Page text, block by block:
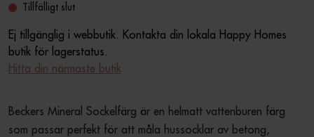
Tillfälligt slut
Ej tillgänglig i webbutik. Kontakta din lokala Happy Homes
butik för lagerstatus.
Hitta din närmaste butik
Beckers Mineral Sockelfärg är en helmatt vattenburen färg
som passar perfekt för att måla hussocklar av betong,